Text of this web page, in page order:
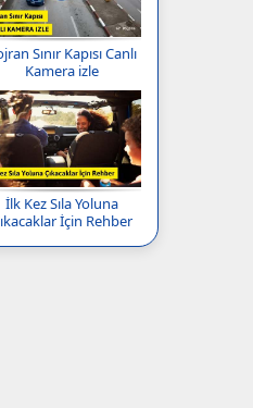
Sınır Kapısı Canlı
Kamera izle
İlk Kez Sıla Yoluna
İçin Rehber